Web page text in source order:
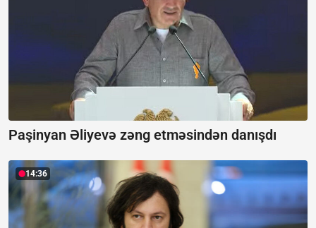
Paşinyan Əliyevə zəng etməsindən danışdı
14:36